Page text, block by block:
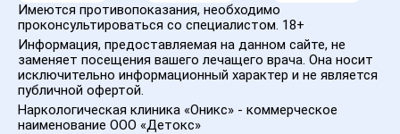
Имеются противопоказания, необходимо
проконсультироваться со специалистом. 18+
Информация, предоставляемая на данном сайте, не
заменяет посещения вашего лечащего врача. Она носит
исключительно информационный характер и не является
публичной офертой.
Наркологическая клиника «Оникс» - коммерческое
наименование ООО «Детокс»